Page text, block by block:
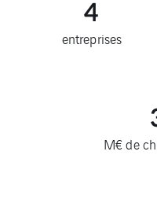
4
entreprises
M€ de